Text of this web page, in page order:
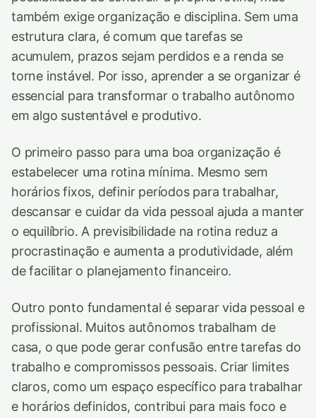
também exige organização e disciplina. Sem uma
estrutura clara, é comum que tarefas se
acumulem, prazos sejam perdidos e a renda se
torne instável. Por isso, aprender a se organizar é
essencial para transformar o trabalho autônomo
em algo sustentável e produtivo.
O primeiro passo para uma boa organização é
estabelecer uma rotina mínima. Mesmo sem
horários fixos, definir períodos para trabalhar,
descansar e cuidar da vida pessoal ajuda a manter
o equilíbrio. A previsibilidade na rotina reduz a
procrastinação e aumenta a produtividade, além
de facilitar o planejamento financeiro.
Outro ponto fundamental é separar vida pessoal e
profissional. Muitos autônomos trabalham de
casa, o que pode gerar confusão entre tarefas do
trabalho e compromissos pessoais. Criar limites
claros, como um espaço específico para trabalhar
e horários definidos, contribui para mais foco e